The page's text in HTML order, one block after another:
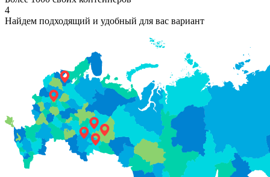
4
Найдем подходящий и удобный для вас вариант